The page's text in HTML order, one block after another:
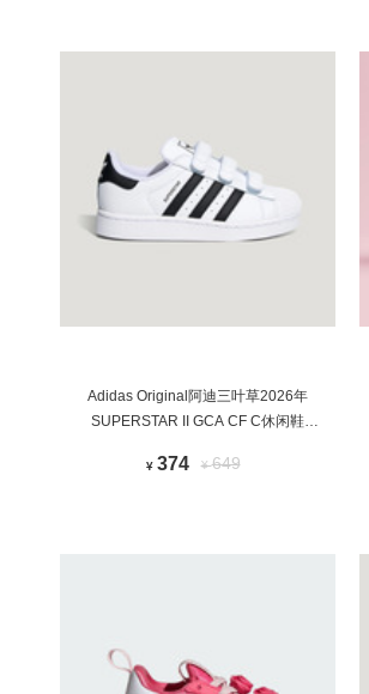
Adidas Original阿迪三叶草2026年
SUPERSTAR II GCA CF C休闲鞋
¥ 374 ¥649